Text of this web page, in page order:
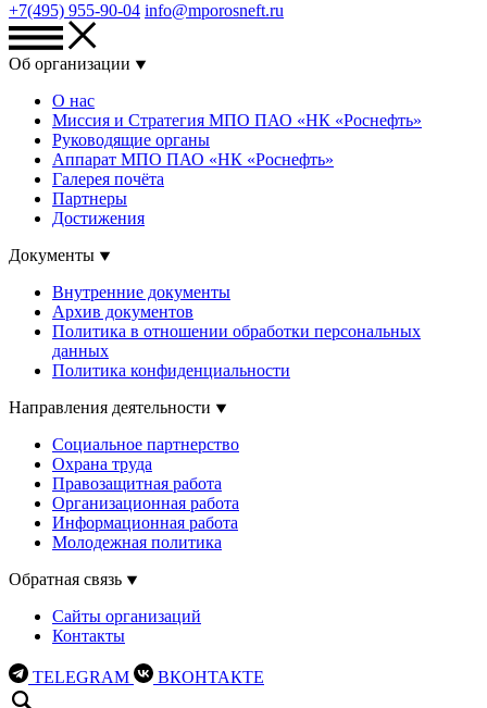
+7(495) 955-90-04 info@mporosneft.ru
Об организации
О нас
Миссия и Стратегия МПО ПАО «НК «Роснефть»
Руководящие органы
Аппарат МПО ПАО «НК «Роснефть»
Галерея почёта
Партнеры
Достижения
Документы
Внутренние документы
Архив документов
Политика в отношении обработки персональных
данных
Политика конфиденциальности
Направления деятельности
Социальное партнерство
Охрана труда
Правозащитная работа
Организационная работа
Информационная работа
Молодежная политика
Обратная связь
Сайты организаций
Контакты
TELEGRAM ВКОНТАКТЕ